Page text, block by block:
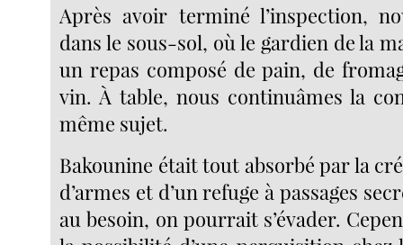
Après avoir terminé l’inspection,
dans le sous-sol, où le gardien de la
un repas composé de pain, de
vin. À table, nous continuâmes la
même sujet.
Bakounine était tout absorbé par la
d’armes et d’un refuge à passages
au besoin, on pourrait s’évader.